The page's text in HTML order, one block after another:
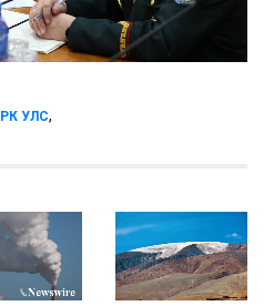
УЛС,